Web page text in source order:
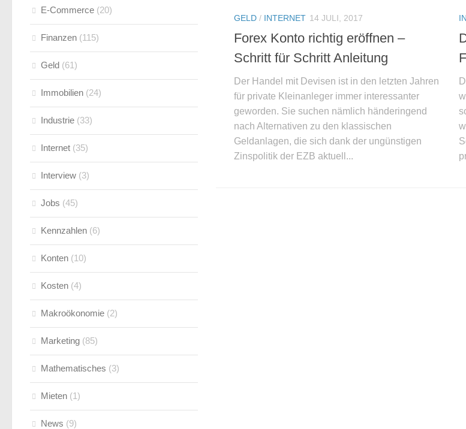
GELD / INTERNET 14 JULI, 2017
Forex Konto richtig eröffnen –
Schritt für Schritt Anleitung
Der Handel mit Devisen ist in den letzten Jahren
für private Kleinanleger immer interessanter
geworden. Sie suchen nämlich händeringend
nach Alternativen zu den klassischen
Geldanlagen, die sich dank der ungünstigen
Zinspolitik der EZB aktuell...
E-Commerce (20)
Finanzen (115)
Geld (61)
Immobilien (24)
Industrie (33)
Internet (35)
Interview (3)
Jobs (45)
Kennzahlen (6)
Konten (10)
Kosten (4)
Makroökonomie (2)
Marketing (85)
Mathematisches (3)
Mieten (1)
News (9)